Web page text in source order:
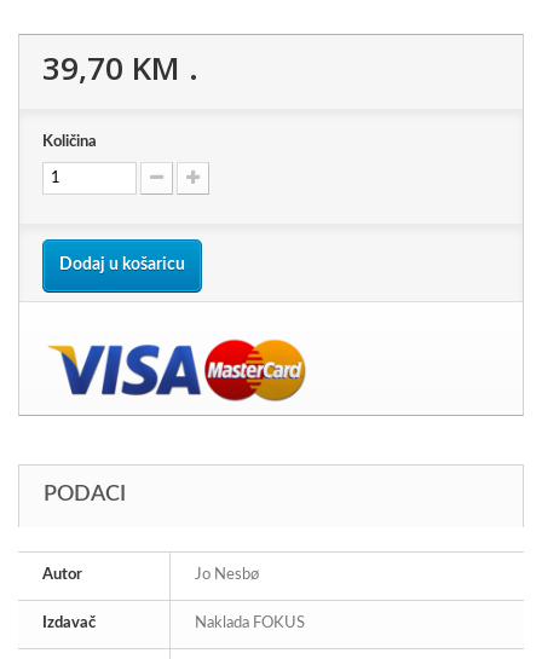
39,70 KM .
Količina
Dodaj u košaricu
PODACI
Autor Jo Nesbø
Izdavač Naklada FOKUS